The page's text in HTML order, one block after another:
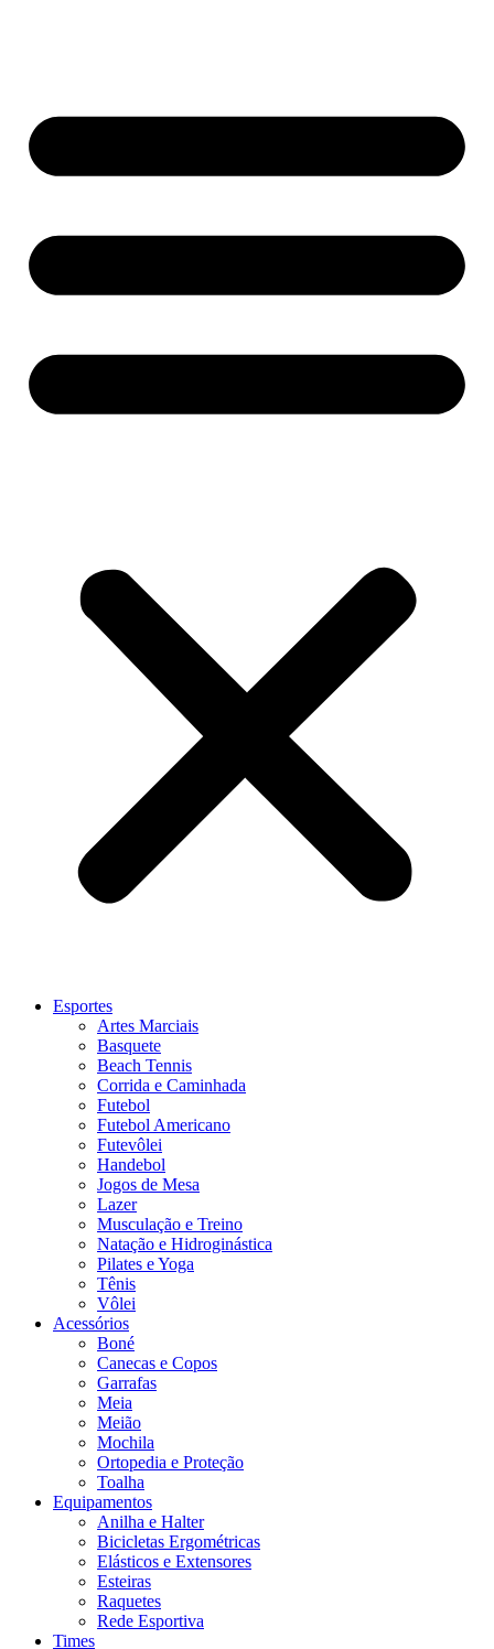
Esportes
Artes Marciais
Basquete
Beach Tennis
Corrida e Caminhada
Futebol
Futebol Americano
Futevôlei
Handebol
Jogos de Mesa
Lazer
Musculação e Treino
Natação e Hidroginástica
Pilates e Yoga
Tênis
Vôlei
Acessórios
Boné
Canecas e Copos
Garrafas
Meia
Meião
Mochila
Ortopedia e Proteção
Toalha
Equipamentos
Anilha e Halter
Bicicletas Ergométricas
Elásticos e Extensores
Esteiras
Raquetes
Rede Esportiva
Times